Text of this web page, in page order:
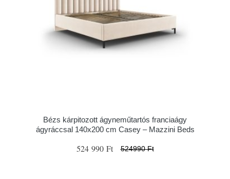
Bézs kárpitozott ágyneműtartós franciaágy
ágyráccsal 140x200 cm Casey – Mazzini Beds
524 990 Ft 524990 Ft